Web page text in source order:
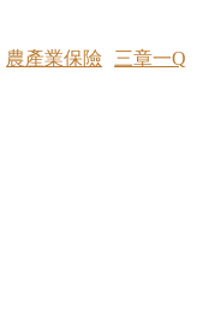
農產業保險 三章一Q